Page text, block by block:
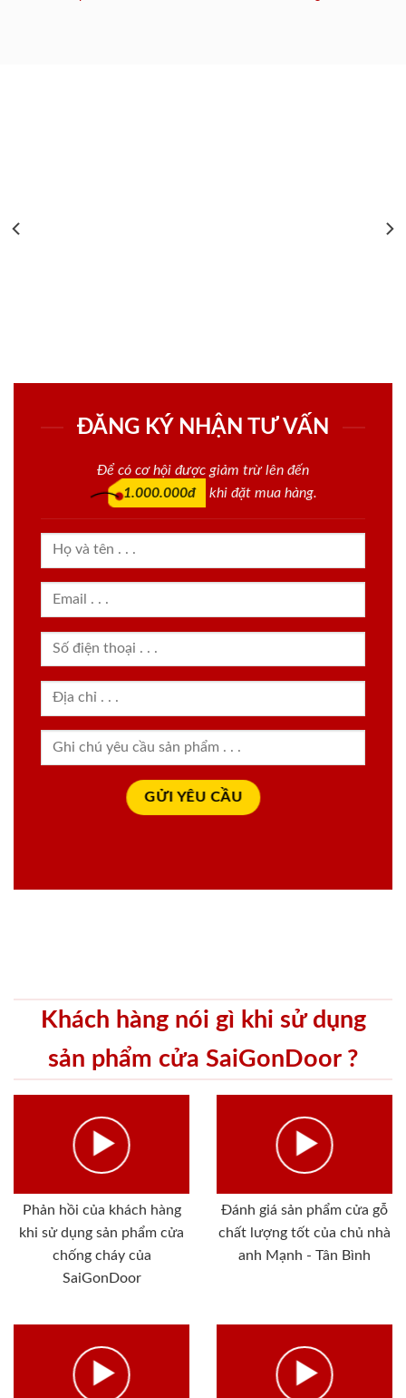
ĐĂNG KÝ NHẬN TƯ VẤN
Để có cơ hội được giảm trừ lên đến
1.000.000đ
khi đặt mua hàng.
Khách hàng nói gì khi sử dụng
sản phẩm cửa SaiGonDoor ?
Phản hồi của khách hàng
khi sử dụng sản phẩm cửa
chống cháy của
SaiGonDoor
Đánh giá sản phẩm cửa gỗ
chất lượng tốt của chủ nhà
anh Mạnh - Tân Bình